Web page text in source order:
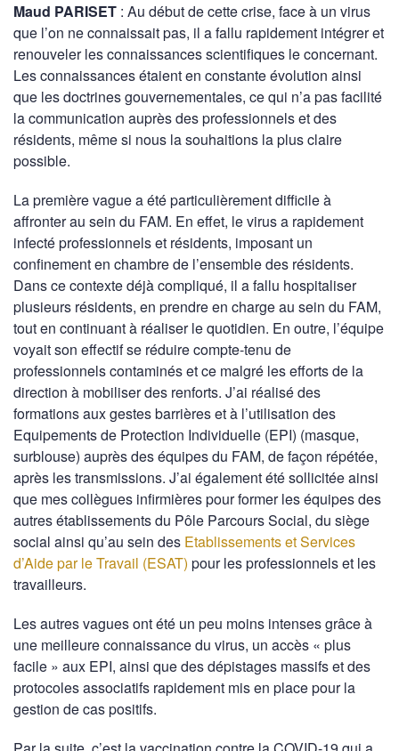
Maud PARISET : Au début de cette crise, face à un virus
que l’on ne connaissait pas, il a fallu rapidement intégrer et
renouveler les connaissances scientifiques le concernant.
Les connaissances étaient en constante évolution ainsi
que les doctrines gouvernementales, ce qui n’a pas facilité
la communication auprès des professionnels et des
résidents, même si nous la souhaitions la plus claire
possible.
La première vague a été particulièrement difficile à
affronter au sein du FAM. En effet, le virus a rapidement
infecté professionnels et résidents, imposant un
confinement en chambre de l’ensemble des résidents.
Dans ce contexte déjà compliqué, il a fallu hospitaliser
plusieurs résidents, en prendre en charge au sein du FAM,
tout en continuant à réaliser le quotidien. En outre, l’équipe
voyait son effectif se réduire compte-tenu de
professionnels contaminés et ce malgré les efforts de la
direction à mobiliser des renforts. J’ai réalisé des
formations aux gestes barrières et à l’utilisation des
Equipements de Protection Individuelle (EPI) (masque,
surblouse) auprès des équipes du FAM, de façon répétée,
après les transmissions. J’ai également été sollicitée ainsi
que mes collègues infirmières pour former les équipes des
autres établissements du Pôle Parcours Social, du siège
social ainsi qu’au sein des Etablissements et Services
d’Aide par le Travail (ESAT) pour les professionnels et les
travailleurs.
Les autres vagues ont été un peu moins intenses grâce à
une meilleure connaissance du virus, un accès « plus
facile » aux EPI, ainsi que des dépistages massifs et des
protocoles associatifs rapidement mis en place pour la
gestion de cas positifs.